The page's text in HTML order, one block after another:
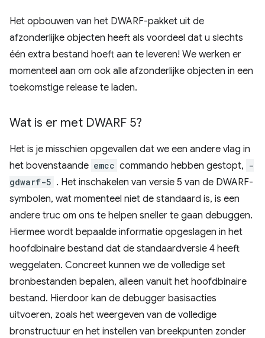
Het opbouwen van het DWARF-pakket uit de
afzonderlijke objecten heeft als voordeel dat u slechts
één extra bestand hoeft aan te leveren! We werken er
momenteel aan om ook alle afzonderlijke objecten in een
toekomstige release te laden.
Wat is er met DWARF 5?
Het is je misschien opgevallen dat we een andere vlag in
het bovenstaande emcc commando hebben gestopt, -
gdwarf-5 . Het inschakelen van versie 5 van de DWARF-
symbolen, wat momenteel niet de standaard is, is een
andere truc om ons te helpen sneller te gaan debuggen.
Hiermee wordt bepaalde informatie opgeslagen in het
hoofdbinaire bestand dat de standaardversie 4 heeft
weggelaten. Concreet kunnen we de volledige set
bronbestanden bepalen, alleen vanuit het hoofdbinaire
bestand. Hierdoor kan de debugger basisacties
uitvoeren, zoals het weergeven van de volledige
bronstructuur en het instellen van breekpunten zonder